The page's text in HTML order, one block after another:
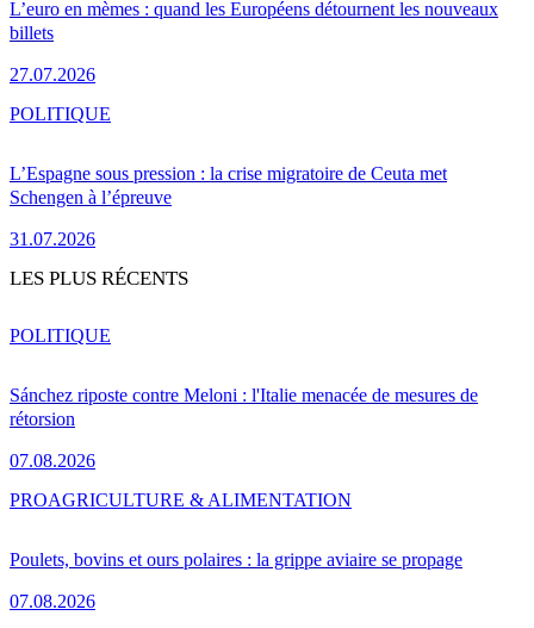
L’euro en mèmes : quand les Européens détournent les nouveaux
billets
27.07.2026
L’Espagne sous pression : la crise migratoire de Ceuta met
Schengen à l’épreuve
31.07.2026
POLITIQUE
LES PLUS RÉCENTS
Sánchez riposte contre Meloni : l'Italie menacée de mesures de
rétorsion
07.08.2026
POLITIQUE
Poulets, bovins et ours polaires : la grippe aviaire se propage
07.08.2026
PROAGRICULTURE & ALIMENTATION